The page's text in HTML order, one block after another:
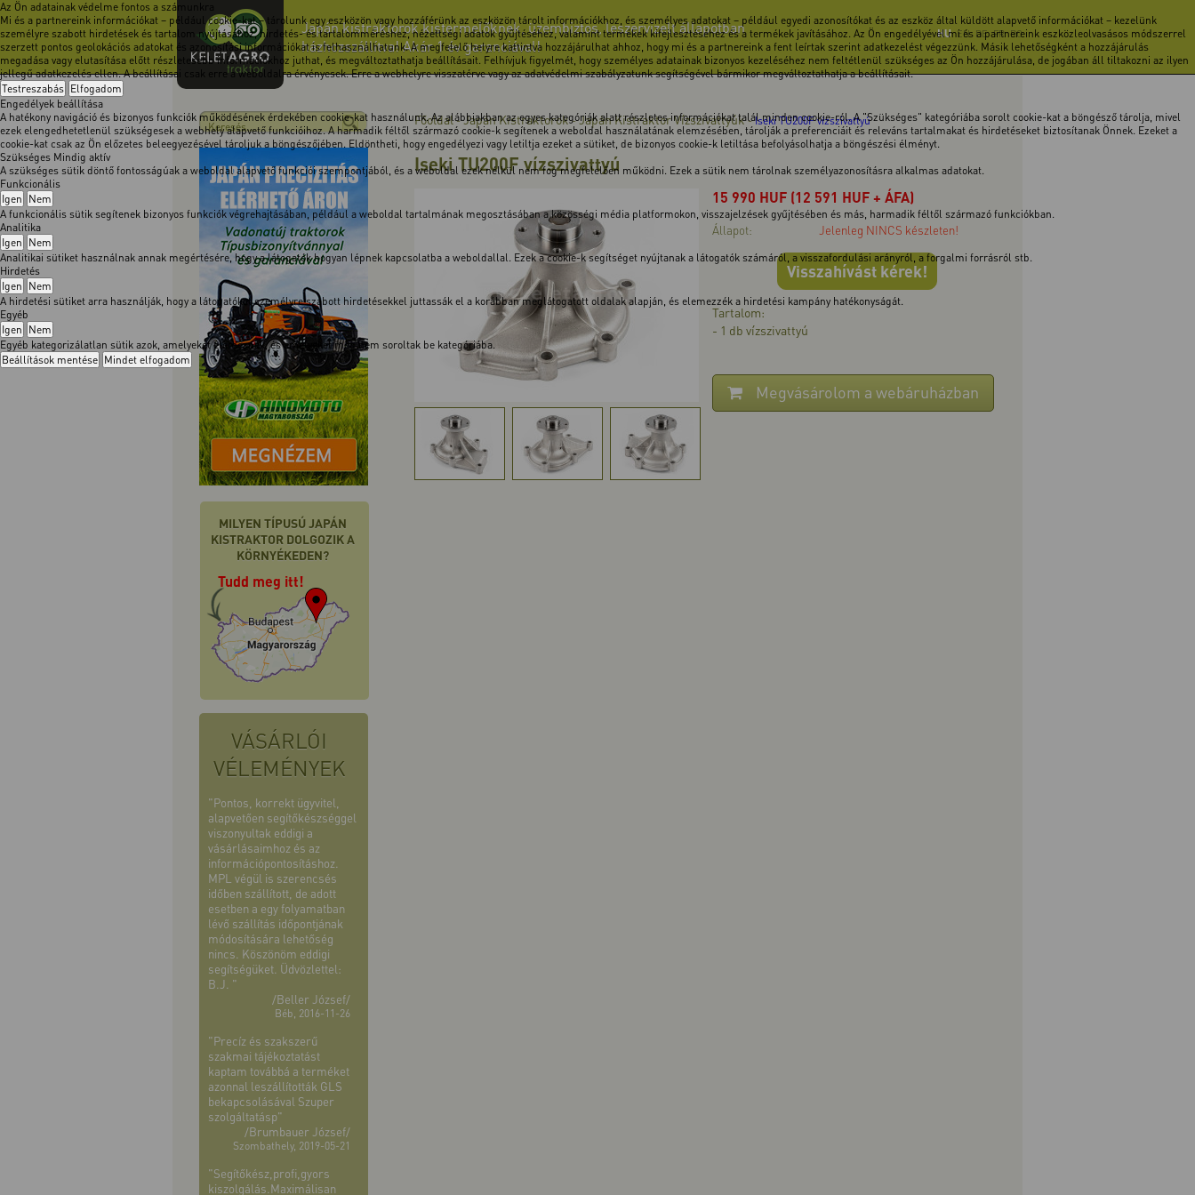
Az Ön adatainak védelme fontos a számunkra
Mi és a partnereink információkat – például cookie-kat – tárolunk egy eszközön vagy hozzáférünk az eszközön tárolt információkhoz, és személyes adatokat – például egyedi azonosítókat és az eszköz által küldött alapvető információkat – kezelünk
személyre szabott hirdetések és tartalom nyújtásához, hirdetés- és tartalomméréshez, nézettségi adatok gyűjtéséhez, valamint termékek kifejlesztéséhez és a termékek javításához. Az Ön engedélyével mi és a partnereink eszközleolvasásos módszerrel
szerzett pontos geolokációs adatokat és azonosítási információkat is felhasználhatunk. A megfelelő helyre kattintva hozzájárulhat ahhoz, hogy mi és a partnereink a fent leírtak szerint adatkezelést végezzünk. Másik lehetőségként a hozzájárulás
megadása vagy elutasítása előtt részletesebb információkhoz juthat, és megváltoztathatja beállításait. Felhívjuk figyelmét, hogy személyes adatainak bizonyos kezeléséhez nem feltétlenül szükséges az Ön hozzájárulása, de jogában áll tiltakozni az ilyen
jellegű adatkezelés ellen. A beállításai csak erre a weboldalra érvényesek. Erre a webhelyre visszatérve vagy az adatvédelmi szabályzatunk segítségével bármikor megváltoztathatja a beállításait.
Testreszabás Elfogadom
Engedélyek beállítása
A hatékony navigáció és bizonyos funkciók működésének érdekében cookie-kat használunk. Az alábbiakban az egyes kategóriák alatt részletes információkat talál minden cookie-ról. A "Szükséges" kategóriába sorolt cookie-kat a böngésző tárolja, mivel
ezek elengedhetetlenül szükségesek a webhely alapvető funkcióihoz. A harmadik féltől származó cookie-k segítenek a weboldal használatának elemzésében, tárolják a preferenciáit és releváns tartalmakat és hirdetéseket biztosítanak Önnek. Ezeket a
cookie-kat csak az Ön előzetes beleegyezésével tároljuk a böngészőjében. Eldöntheti, hogy engedélyezi vagy letiltja ezeket a sütiket, de bizonyos cookie-k letiltása befolyásolhatja a böngészési élményt.
Szükséges Mindig aktív
A szükséges sütik döntő fontosságúak a weboldal alapvető funkciói szempontjából, és a weboldal ezek nélkül nem fog megfelelően működni. Ezek a sütik nem tárolnak személyazonosításra alkalmas adatokat.
Funkcionális
Igen Nem
A funkcionális sütik segítenek bizonyos funkciók végrehajtásában, például a weboldal tartalmának megosztásában a közösségi média platformokon, visszajelzések gyűjtésében és más, harmadik féltől származó funkciókban.
Analitika
Igen Nem
Analitikai sütiket használnak annak megértésére, hogy a látogatók hogyan lépnek kapcsolatba a weboldallal. Ezek a cookie-k segítséget nyújtanak a látogatók számáról, a visszafordulási arányról, a forgalmi forrásról stb.
Hirdetés
Igen Nem
A hirdetési sütiket arra használják, hogy a látogatókat személyre szabott hirdetésekkel juttassák el a korábban meglátogatott oldalak alapján, és elemezzék a hirdetési kampány hatékonyságát.
Egyéb
Igen Nem
Egyéb kategorizálatlan sütik azok, amelyeket elemeznek, és amelyeket még nem soroltak be kategóriába.
Beállítások mentése Mindet elfogadom
Japán kistraktorok kistermelőknek, üzembiztos, leszervizelt állapotban
házhozszállítva! Akár 1 év garanciával!
HU EN DE FR RO
MILYEN TÍPUSÚ JAPÁN
KISTRAKTOR DOLGOZIK A
KÖRNYÉKEDEN?
Tudd meg itt!
VÁSÁRLÓI
VÉLEMÉNYEK
"Pontos, korrekt ügyvitel,
alapvetően segítőkészséggel
viszonyultak eddigi a
vásárlásaimhoz és az
információpontosításhoz.
MPL végül is szerencsés
időben szállított, de adott
esetben a egy folyamatban
lévő szállítás időpontjának
módosítására lehetőség
nincs. Köszönöm eddigi
segítségüket. Üdvözlettel:
B.J. "
/Beller József/
Béb, 2016-11-26
"Precíz és szakszerű
szakmai tájékoztatást
kaptam továbbá a terméket
azonnal leszállították GLS
bekapcsolásával Szuper
szolgáltatásp"
/Brumbauer József/
Szombathely, 2019-05-21
"Segítőkész,profi,gyors
kiszolgálás.Maximálisan
Főoldal-Japán Kistraktorok-Japán Kistraktor Vízszivattyúk-Iseki TU200F vízszivattyú
Iseki TU200F vízszivattyú
15 990 HUF (12 591 HUF + ÁFA)
Állapot: Jelenleg NINCS készleten!
Visszahívást kérek!
Tartalom:
- 1 db vízszivattyú
Megvásárolom a webáruházban